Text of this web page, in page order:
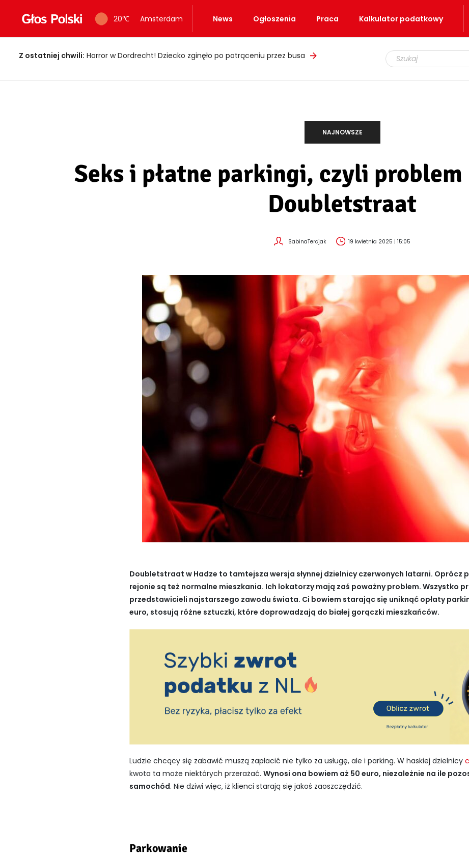
20℃ Amsterdam News Ogłoszenia Praca Kalkulator podatkowy
Z ostatniej chwili: Fałszywi policjanci okradali seniorów! Wpadli z łupem i podrobionymi mundurami
NAJNOWSZE
Seks i płatne parkingi, czyli
Doubletstraat
SabinaTercjak 19 kwietnia 2025 | 15:05
Doubletstraat w Hadze to tamtejsza wersja słynnej dzielnicy czerwonych latarni. Oprócz
rejonie są też normalne mieszkania. Ich lokatorzy mają zaś poważny problem. Wszystko
przedstawicieli najstarszego zawodu świata. Ci bowiem starając się uniknąć opłaty
euro, stosują różne sztuczki, które doprowadzają do białej gorączki mieszkańców.
Ludzie chcący się zabawić muszą zapłacić nie tylko za usługę, ale i parking. W haskiej dzielnicy
kwota ta może niektórych przerażać. Wynosi ona bowiem aż 50 euro, niezależnie na ile
samochód. Nie dziwi więc, iż klienci starają się jakoś zaoszczędzić.
Parkowanie